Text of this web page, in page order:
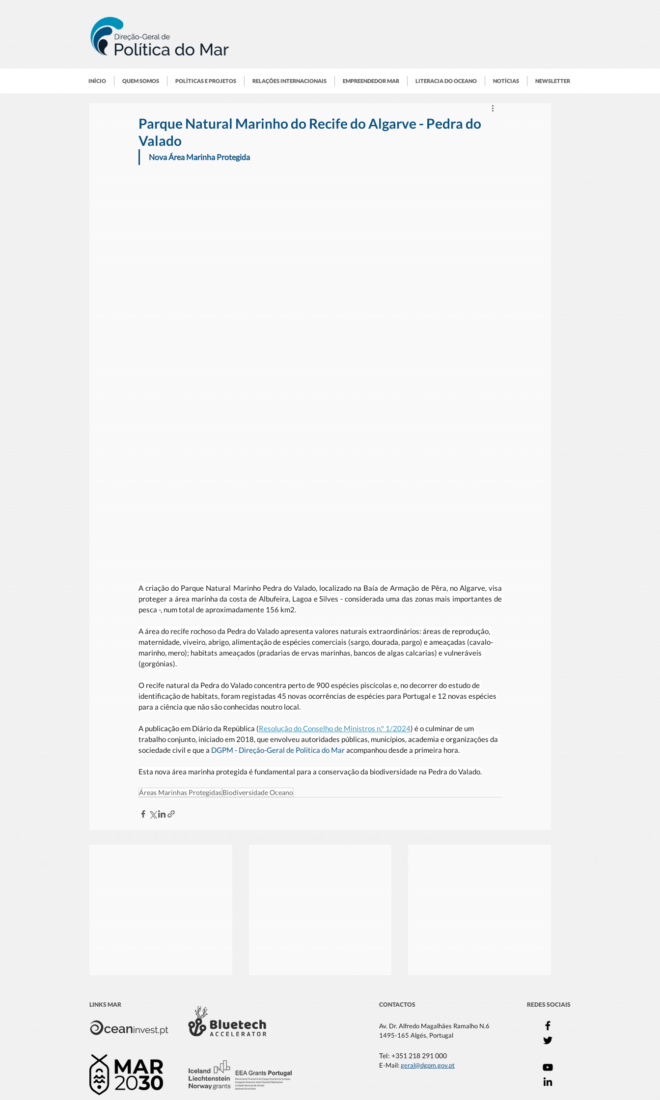
INÍCIO QUEM SOMOS POLÍTICAS E PROJETOS RELAÇÕES INTERNACIONAIS EMPREENDEDOR MAR LITERACIA DO OCEANO NOTÍCIAS NEWSLETTER
Parque Natural Marinho do Recife do Algarve - Pedra do
Valado
Nova Área Marinha Protegida
A criação do Parque Natural Marinho Pedra do Valado, localizado na Baía de Armação de Pêra, no Algarve, visa
proteger a área marinha da costa de Albufeira, Lagoa e Silves - considerada uma das zonas mais importantes de
pesca -, num total de aproximadamente 156 km2.
A área do recife rochoso da Pedra do Valado apresenta valores naturais extraordinários: áreas de reprodução,
maternidade, viveiro, abrigo, alimentação de espécies comerciais (sargo, dourada, pargo) e ameaçadas (cavalo-
marinho, mero); habitats ameaçados (pradarias de ervas marinhas, bancos de algas calcarias) e vulneráveis
(gorgónias).
O recife natural da Pedra do Valado concentra perto de 900 espécies piscícolas e, no decorrer do estudo de
identificação de habitats, foram registadas 45 novas ocorrências de espécies para Portugal e 12 novas espécies
para a ciência que não são conhecidas noutro local.
A publicação em Diário da República (Resolução do Conselho de Ministros n.º 1/2024) é o culminar de um
trabalho conjunto, iniciado em 2018, que envolveu autoridades públicas, municípios, academia e organizações da
sociedade civil e que a DGPM - Direção-Geral de Política do Mar acompanhou desde a primeira hora.
Esta nova área marinha protegida é fundamental para a conservação da biodiversidade na Pedra do Valado.
Áreas Marinhas ProtegidasBiodiversidade Oceano
Seminário: “A informação do
meio marinho e a ciência ao
serviço da sociedade”
Our Ocean Conference 2025
LINKS MAR CONTACTOS
Av. Dr. Alfredo Magalhães Ramalho N.6
1495-165 Algés, Portugal
Tel: +351 218 291 000
E-Mail:geral@dgpm.gov.pt
REDES SOCIAIS